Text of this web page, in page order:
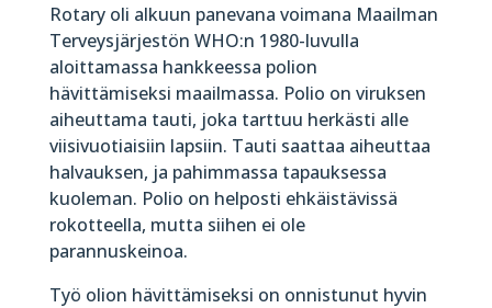
Rotary oli alkuun panevana voimana Maailman
Terveysjärjestön WHO:n 1980-luvulla
aloittamassa hankkeessa polion
hävittämiseksi maailmassa. Polio on viruksen
aiheuttama tauti, joka tarttuu herkästi alle
viisivuotiaisiin lapsiin. Tauti saattaa aiheuttaa
halvauksen, ja pahimmassa tapauksessa
kuoleman. Polio on helposti ehkäistävissä
rokotteella, mutta siihen ei ole
parannuskeinoa.
Työ olion hävittämiseksi on onnistunut hyvin